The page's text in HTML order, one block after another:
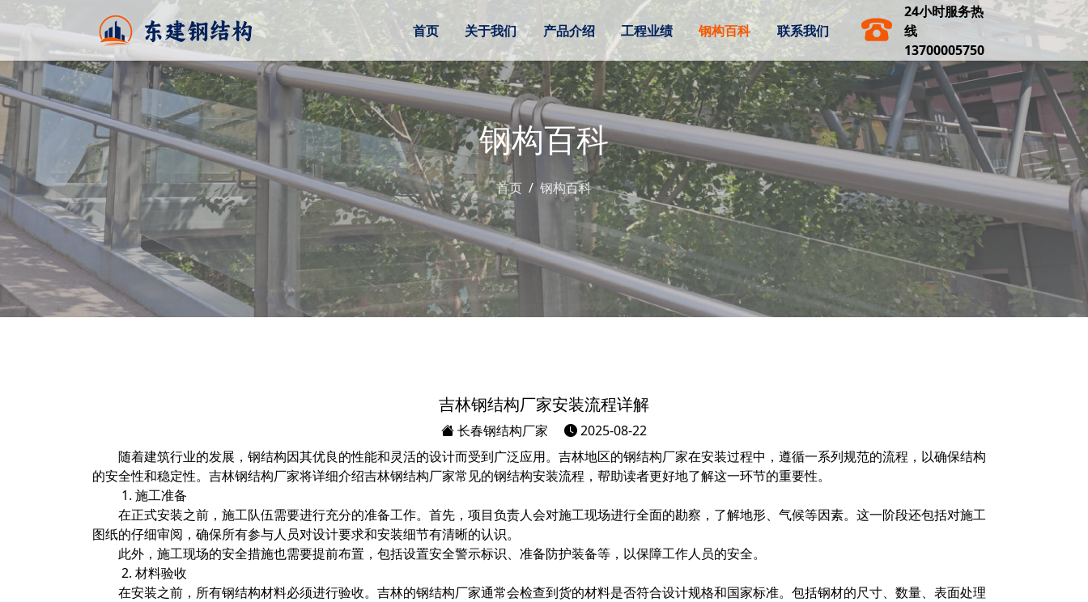
首页 关于我们 产品介绍 工程业绩 钢构百科 联系我们
24小时服务热
线
13700005750
钢构百科
首页 钢构百科
吉林钢结构厂家安装流程详解
长春钢结构厂家
2025-08-22
随着建筑行业的发展，钢结构因其优良的性能和灵活的设计而受到广泛应用。吉林地区的钢结构厂家在安装过程中，遵循一系列规范的流程，以确保结构
的安全性和稳定性。吉林钢结构厂家将详细介绍吉林钢结构厂家常见的钢结构安装流程，帮助读者更好地了解这一环节的重要性。
1. 施工准备
在正式安装之前，施工队伍需要进行充分的准备工作。首先，项目负责人会对施工现场进行全面的勘察，了解地形、气候等因素。这一阶段还包括对施工
图纸的仔细审阅，确保所有参与人员对设计要求和安装细节有清晰的认识。
此外，施工现场的安全措施也需要提前布置，包括设置安全警示标识、准备防护装备等，以保障工作人员的安全。
2. 材料验收
在安装之前，所有钢结构材料必须进行验收。吉林的钢结构厂家通常会检查到货的材料是否符合设计规格和国家标准。包括钢材的尺寸、数量、表面处理